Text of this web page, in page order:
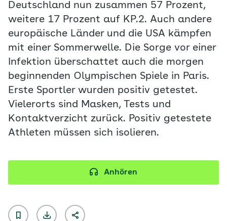
Deutschland nun zusammen 57 Prozent,
weitere 17 Prozent auf KP.2. Auch andere
europäische Länder und die USA kämpfen
mit einer Sommerwelle. Die Sorge vor einer
Infektion überschattet auch die morgen
beginnenden Olympischen Spiele in Paris.
Erste Sportler wurden positiv getestet.
Vielerorts sind Masken, Tests und
Kontaktverzicht zurück. Positiv getestete
Athleten müssen sich isolieren.
Anhören